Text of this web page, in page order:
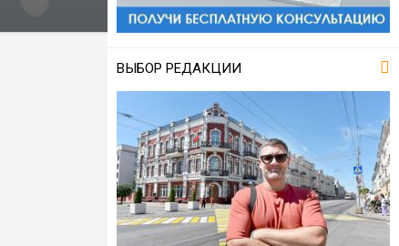
ВЫБОР РЕДАКЦИИ